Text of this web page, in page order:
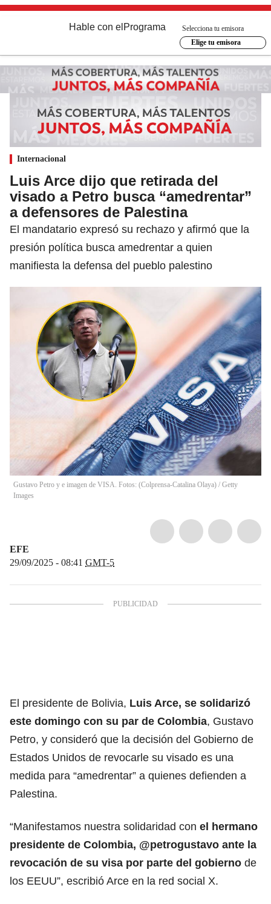
Hable con el Programa
Selecciona tu emisora
Elige tu emisora
Internacional
Luis Arce dijo que retirada del
visado a Petro busca “amedrentar”
a defensores de Palestina
El mandatario expresó su rechazo y afirmó que la
presión política busca amedrentar a quien
manifiesta la defensa del pueblo palestino
Gustavo Petro y e imagen de VISA. Fotos: (Colprensa-Catalina Olaya) / Getty
Images
EFE
29/09/2025 - 08:41 GMT-5
El presidente de Bolivia, Luis Arce, se solidarizó
este domingo con su par de Colombia, Gustavo
Petro, y consideró que la decisión del Gobierno de
Estados Unidos de revocarle su visado es una
medida para “amedrentar” a quienes defienden a
Palestina.
“Manifestamos nuestra solidaridad con el hermano
presidente de Colombia, @petrogustavo ante la
revocación de su visa por parte del gobierno de
los EEUU”, escribió Arce en la red social X.